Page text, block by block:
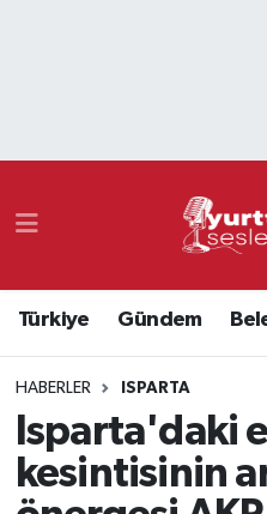
Türkiye Gündem
HABERLER ISPARTA
Isparta'daki
kesintisinin
Namaz Vakitleri
Süper Lig Puan
Tüm Manşetler
Son Dakika Haberleri